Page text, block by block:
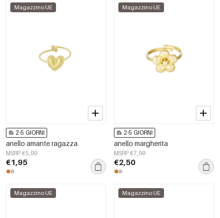
Magazzino UE
2-5 GIORNI
anello amante ragazza
MSRP €5,99
€1,95
Magazzino UE
2-5 GIORNI
anello margherita
MSRP €7,99
€2,50
Magazzino UE Magazzino UE